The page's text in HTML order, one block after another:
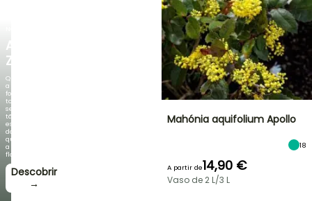
AGAPANTHUS
ZAMBEZI
Quando
a
folhagem
torna-
se
tão
espetacular
do
que
a
floração!
Descobrir
→
Mahónia aquifolium Apollo
18
A partir de14,90 €
Vaso de 2 L/3 L